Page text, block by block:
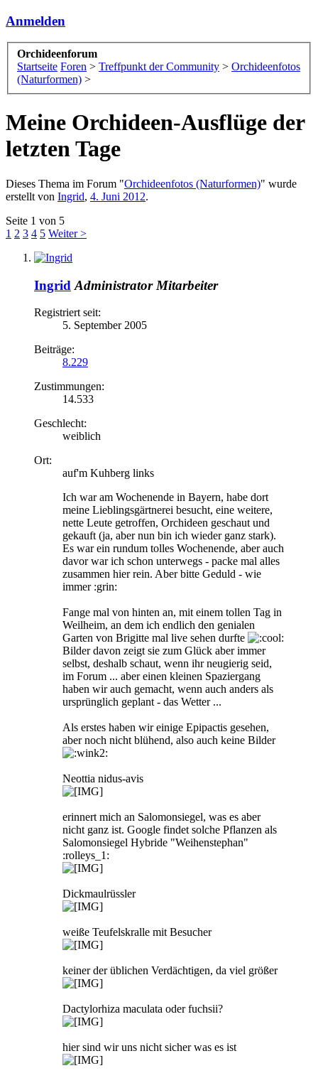
Anmelden
Orchideenforum
Startseite Foren > Treffpunkt der Community > Orchideenfotos
(Naturformen) >
Meine Orchideen-Ausflüge der
letzten Tage
Dieses Thema im Forum "Orchideenfotos (Naturformen)" wurde
erstellt von Ingrid, 4. Juni 2012.
Seite 1 von 5
1 2 3 4 5 Weiter >
Ingrid Administrator Mitarbeiter
Registriert seit:
5. September 2005
Beiträge:
8.229
Zustimmungen:
14.533
Geschlecht:
weiblich
Ort:
auf'm Kuhberg links
Ich war am Wochenende in Bayern, habe dort
meine Lieblingsgärtnerei besucht, eine weitere,
nette Leute getroffen, Orchideen geschaut und
gekauft (ja, aber nun bin ich wieder ganz stark).
Es war ein rundum tolles Wochenende, aber auch
davor war ich schon unterwegs - packe mal alles
zusammen hier rein. Aber bitte Geduld - wie
immer :grin:
Fange mal von hinten an, mit einem tollen Tag in
Weilheim, an dem ich endlich den genialen
Garten von Brigitte mal live sehen durfte
Bilder davon zeigt sie zum Glück aber immer
selbst, deshalb schaut, wenn ihr neugierig seid,
im Forum ... aber einen kleinen Spaziergang
haben wir auch gemacht, wenn auch anders als
ursprünglich geplant - das Wetter ...
Als erstes haben wir einige Epipactis gesehen,
aber noch nicht blühend, also auch keine Bilder
Neottia nidus-avis
erinnert mich an Salomonsiegel, was es aber
nicht ganz ist. Google findet solche Pflanzen als
Salomonsiegel Hybride "Weihenstephan"
:rolleys_1:
Dickmaulrüssler
weiße Teufelskralle mit Besucher
keiner der üblichen Verdächtigen, da viel größer
Dactylorhiza maculata oder fuchsii?
hier sind wir uns nicht sicher was es ist